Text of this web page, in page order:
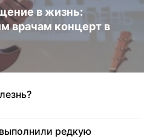
в жизнь:
врачам концерт в
редкую